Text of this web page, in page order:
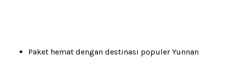
Paket hemat dengan destinasi populer Yunnan